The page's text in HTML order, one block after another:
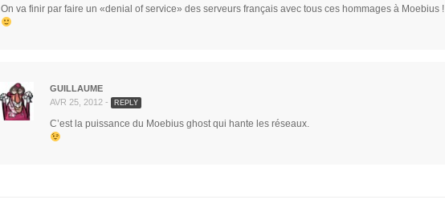
On va finir par faire un «denial of service» des serveurs français avec tous ces hommages à Moebius !
GUILLAUME
AVR 25, 2012 -
REPLY
C’est la puissance du Moebius ghost qui hante les réseaux.